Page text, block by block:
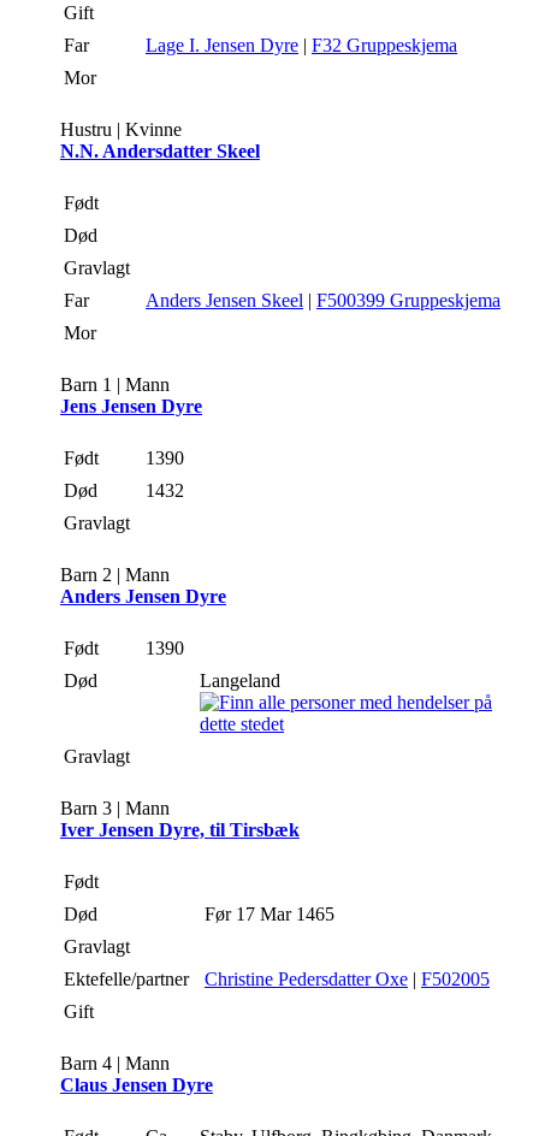
Gift
Far
Lage I. Jensen Dyre | F32 Gruppeskjema
Mor
Hustru | Kvinne
N.N. Andersdatter Skeel
Født
Død
Gravlagt
Far
Anders Jensen Skeel | F500399 Gruppeskjema
Mor
Barn 1 | Mann
Jens Jensen Dyre
Født
1390
Død
1432
Gravlagt
Barn 2 | Mann
Anders Jensen Dyre
Født
1390
Død
Langeland
Gravlagt
Barn 3 | Mann
Iver Jensen Dyre, til Tirsbæk
Født
Død
Før 17 Mar 1465
Gravlagt
Ektefelle/partner
Christine Pedersdatter Oxe | F502005
Gift
Barn 4 | Mann
Claus Jensen Dyre